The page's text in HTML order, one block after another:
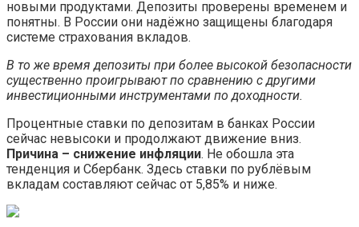
новыми продуктами. Депозиты проверены временем и
понятны. В России они надёжно защищены благодаря
системе страхования вкладов.
В то же время депозиты при более высокой безопасности
существенно проигрывают по сравнению с другими
инвестиционными инструментами по доходности.
Процентные ставки по депозитам в банках России
сейчас невысоки и продолжают движение вниз.
Причина – снижение инфляции. Не обошла эта
тенденция и Сбербанк. Здесь ставки по рублёвым
вкладам составляют сейчас от 5,85% и ниже.